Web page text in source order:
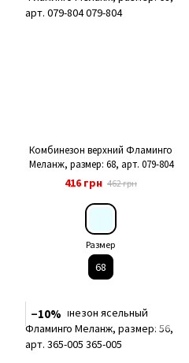
Комбинезон верхний Фламинго
Меланж, размер: 68, арт. 079-804
416 грн 462 грн
Размер
68
−10%